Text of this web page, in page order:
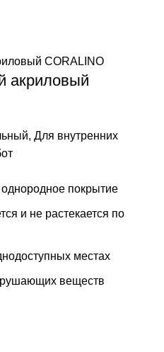
акриловый
, Для внутренних
покрытие
и не растекается по
местах
веществ